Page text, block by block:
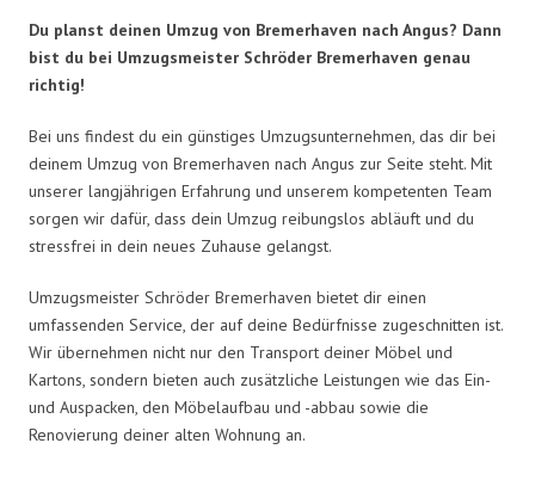
Du planst deinen Umzug von Bremerhaven nach Angus? Dann
bist du bei Umzugsmeister Schröder Bremerhaven genau
richtig!
Bei uns findest du ein günstiges Umzugsunternehmen, das dir bei
deinem Umzug von Bremerhaven nach Angus zur Seite steht. Mit
unserer langjährigen Erfahrung und unserem kompetenten Team
sorgen wir dafür, dass dein Umzug reibungslos abläuft und du
stressfrei in dein neues Zuhause gelangst.
Umzugsmeister Schröder Bremerhaven bietet dir einen
umfassenden Service, der auf deine Bedürfnisse zugeschnitten ist.
Wir übernehmen nicht nur den Transport deiner Möbel und
Kartons, sondern bieten auch zusätzliche Leistungen wie das Ein-
und Auspacken, den Möbelaufbau und -abbau sowie die
Renovierung deiner alten Wohnung an.